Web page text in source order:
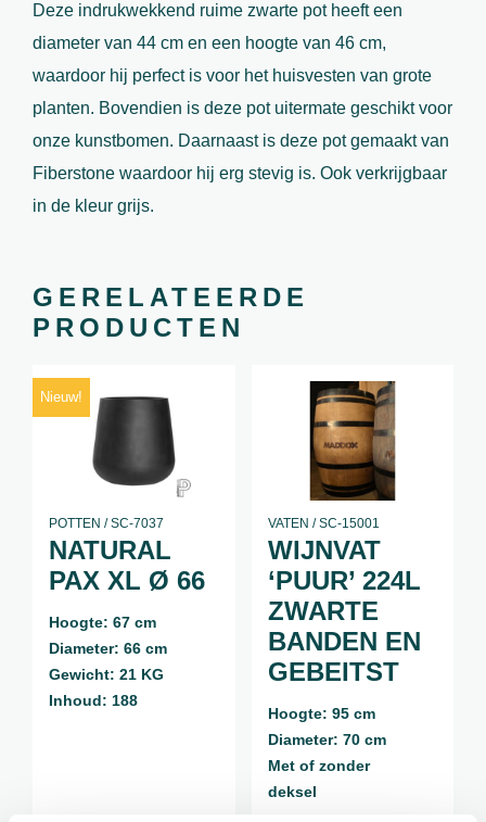
Deze indrukwekkend ruime zwarte pot heeft een
diameter van 44 cm en een hoogte van 46 cm,
waardoor hij perfect is voor het huisvesten van grote
planten. Bovendien is deze pot uitermate geschikt voor
onze kunstbomen. Daarnaast is deze pot gemaakt van
Fiberstone waardoor hij erg stevig is. Ook verkrijgbaar
in de kleur grijs.
GERELATEERDE
PRODUCTEN
Nieuw!
POTTEN / SC-7037
NATURAL
PAX XL Ø 66
Hoogte: 67 cm
Diameter: 66 cm
Gewicht: 21 KG
Inhoud: 188
VATEN / SC-15001
WIJNVAT
‘PUUR’ 224L
ZWARTE
BANDEN EN
GEBEITST
Hoogte: 95 cm
Diameter: 70 cm
Met of zonder
deksel